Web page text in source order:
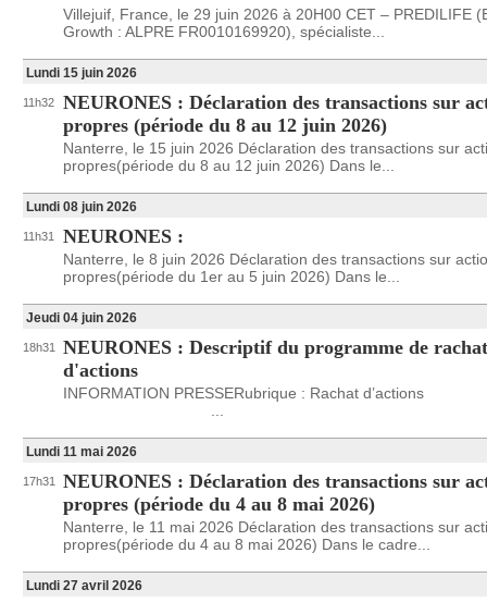
Villejuif, France, le 29 juin 2026 à 20H00 CET – PREDILIFE
Growth : ALPRE FR0010169920), spécialiste...
Lundi 15 juin 2026
11h32
NEURONES : Déclaration des transactions sur
propres (période du 8 au 12 juin 2026)
Nanterre, le 15 juin 2026 Déclaration des transactions sur
propres(période du 8 au 12 juin 2026) Dans le...
Lundi 08 juin 2026
11h31 NEURONES :
Nanterre, le 8 juin 2026 Déclaration des transactions sur
propres(période du 1er au 5 juin 2026) Dans le...
Jeudi 04 juin 2026
18h31
NEURONES : Descriptif du programme de rachat
d'actions
INFORMATION PRESSERubrique : Rachat d’actions
Lundi 11 mai 2026
17h31
NEURONES : Déclaration des transactions sur
propres (période du 4 au 8 mai 2026)
Nanterre, le 11 mai 2026 Déclaration des transactions sur
propres(période du 4 au 8 mai 2026) Dans le cadre...
Lundi 27 avril 2026